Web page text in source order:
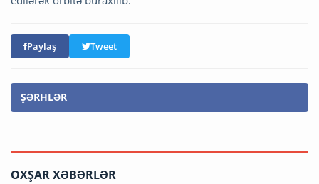
Paylaş Tweet
ŞƏRHLƏR
OXŞAR XƏBƏRLƏR